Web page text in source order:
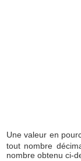
Une valeur en
tout nombre
nombre obtenu ci-